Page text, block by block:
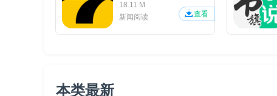
18.11 M
新闻阅读
查看
本类最新